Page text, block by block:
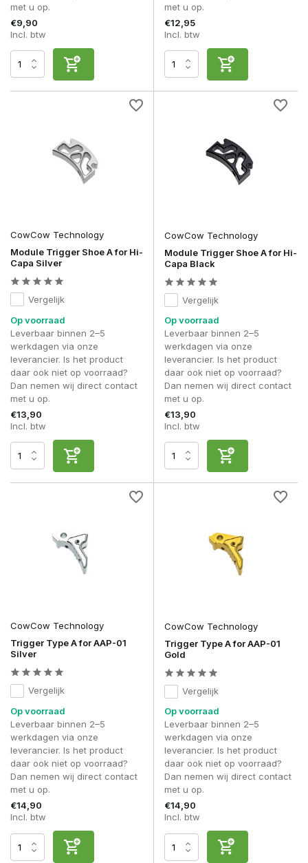
met u op.
€9,90
Incl. btw
met u op.
€12,95
Incl. btw
CowCow Technology
Module Trigger Shoe A for Hi-
Capa Silver
Vergelijk
Op voorraad
Leverbaar binnen 2–5
werkdagen via onze
leverancier. Is het product
daar ook niet op voorraad?
Dan nemen wij direct contact
met u op.
€13,90
Incl. btw
CowCow Technology
Module Trigger Shoe A for Hi-
Capa Black
Vergelijk
Op voorraad
Leverbaar binnen 2–5
werkdagen via onze
leverancier. Is het product
daar ook niet op voorraad?
Dan nemen wij direct contact
met u op.
€13,90
Incl. btw
CowCow Technology
Trigger Type A for AAP-01
Silver
Vergelijk
Op voorraad
Leverbaar binnen 2–5
werkdagen via onze
leverancier. Is het product
daar ook niet op voorraad?
Dan nemen wij direct contact
met u op.
€14,90
Incl. btw
CowCow Technology
Trigger Type A for AAP-01
Gold
Vergelijk
Op voorraad
Leverbaar binnen 2–5
werkdagen via onze
leverancier. Is het product
daar ook niet op voorraad?
Dan nemen wij direct contact
met u op.
€14,90
Incl. btw